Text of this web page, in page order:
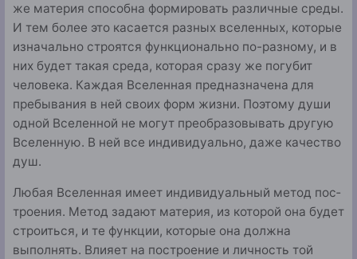
же материя способна формировать различ­ные среды.
И тем более это касается разных вселенных, которые
изначально строятся функционально по-разному, и в
них будет такая среда, которая сразу же погубит
чело­века. Каждая Вселенная предназначена для
пребывания в ней своих форм жизни. Поэтому души
одной Вселенной не могут преобразовывать другую
Вселенную. В ней все инди­видуально, даже качество
душ.
Любая Вселенная имеет индивидуальный метод пос­
троения. Метод задают материя, из которой она будет
строиться, и те функции, которые она должна
выполнять. Влияет на построение и личность той